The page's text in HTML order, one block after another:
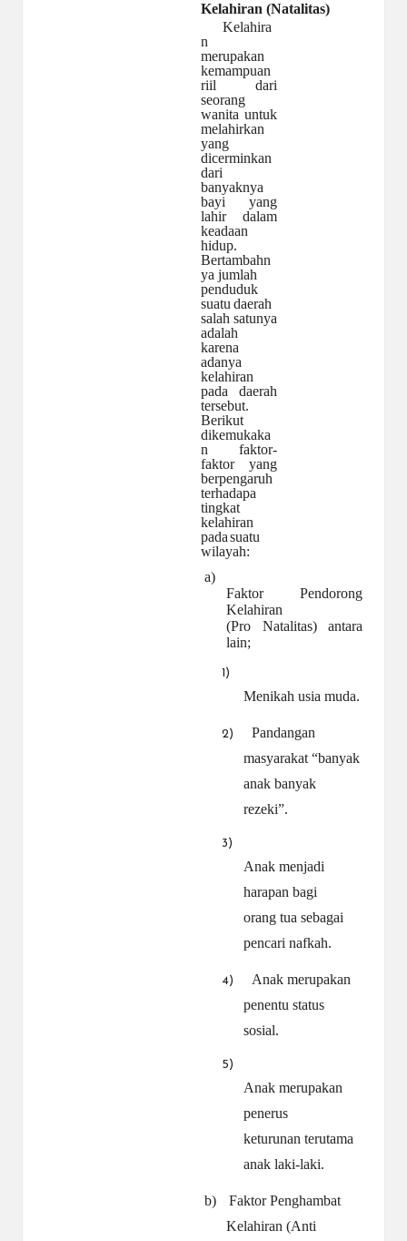
Kelahiran (Natalitas)
Kelahira
n
merupakan
kemampuan
riil dari
seorang
wanita untuk
melahirkan
yang
dicerminkan
dari
banyaknya
bayi yang
lahir dalam
keadaan
hidup.
Bertambahn
ya jumlah
penduduk
suatu daerah
salah satunya
adalah
karena
adanya
kelahiran
pada daerah
tersebut.
Berikut
dikemukaka
n faktor-
faktor yang
berpengaruh
terhadapa
tingkat
kelahiran
padasuatu
wilayah:
a)
Faktor Pendorong
Kelahiran
(Pro Natalitas) antara
lain;
1)
Menikah usia muda.
2)
Pandangan
masyarakat “banyak
anak banyak
rezeki”.
3)
Anak menjadi
harapan bagi
orang tua sebagai
pencari nafkah.
4)
Anak merupakan
penentu status
sosial.
5)
Anak merupakan
penerus
keturunan terutama
anak laki-laki.
b)
Faktor Penghambat
Kelahiran (Anti